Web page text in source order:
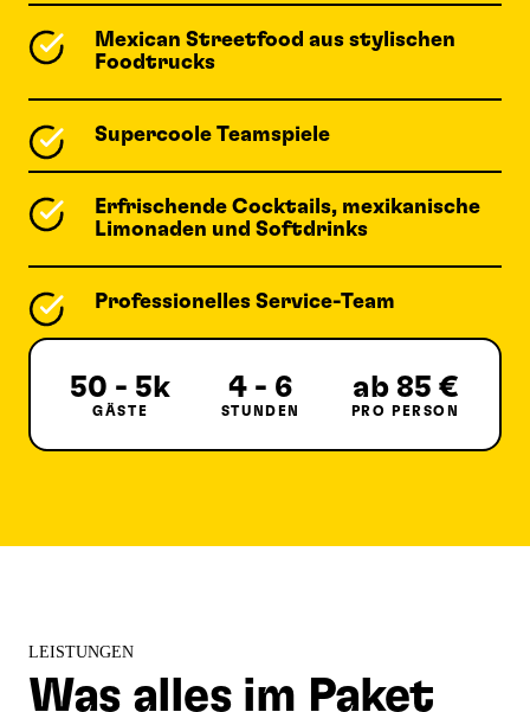
Mexican Streetfood aus stylischen
Foodtrucks
Supercoole Teamspiele
Erfrischende Cocktails, mexikanische
Limonaden und Softdrinks
Professionelles Service-Team
50 - 5k
GÄSTE
4 - 6
STUNDEN
ab 85 €
PRO PERSON
LEISTUNGEN
Was alles im Paket